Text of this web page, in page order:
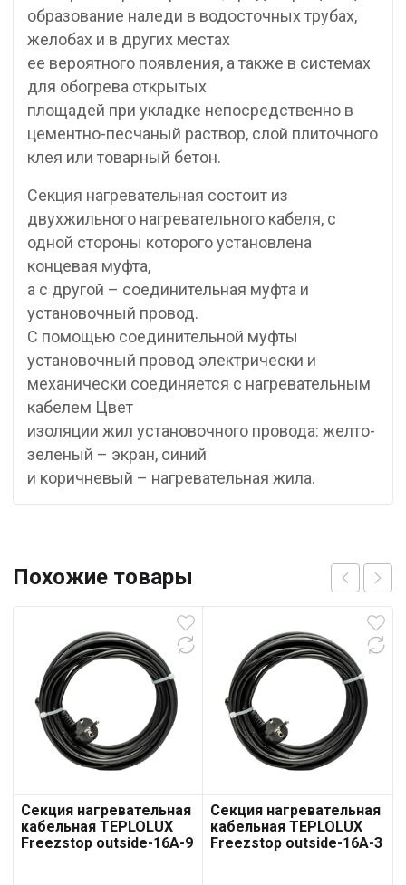
образование наледи в водосточных трубах,
желобах и в других местах
ее вероятного появления, а также в системах
для обогрева открытых
площадей при укладке непосредственно в
цементно-песчаный раствор, слой плиточного
клея или товарный бетон.
Секция нагревательная состоит из
двухжильного нагревательного кабеля, с
одной стороны которого установлена
концевая муфта,
а с другой – соединительная муфта и
установочный провод.
С помощью соединительной муфты
установочный провод электрически и
механически соединяется с нагревательным
кабелем Цвет
изоляции жил установочного провода: желто-
зеленый – экран, синий
и коричневый – нагревательная жила.
Похожие товары
Секция нагревательная
кабельная TEPLOLUX
Freezstop outside-16A-9
Секция нагревательная
кабельная TEPLOLUX
Freezstop outside-16A-3